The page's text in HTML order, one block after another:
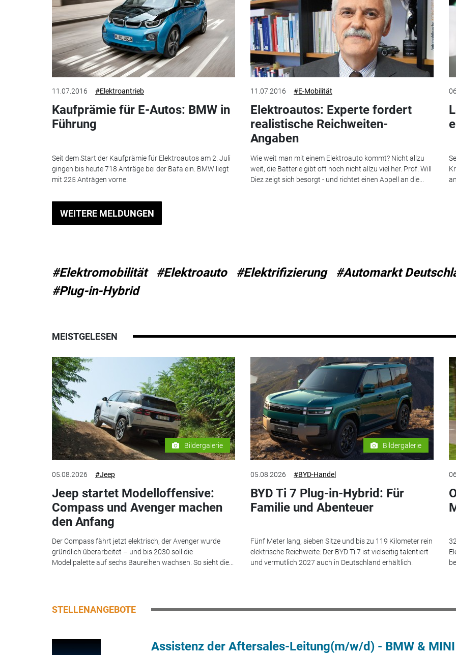
11.07.2016 #Elektroantrieb
Kaufprämie für E-Autos: BMW in
Führung
Seit dem Start der Kaufprämie für Elektroautos am 2. Juli
gingen bis heute 718 Anträge bei der Bafa ein. BMW liegt
mit 225 Anträgen vorne.
11.07.2016 #E-Mobilität
Elektroautos: Experte fordert
realistische Reichweiten-
Angaben
Wie weit man mit einem Elektroauto kommt? Nicht allzu
weit, die Batterie gibt oft noch nicht allzu viel her. Prof. Will
Diez zeigt sich besorgt - und richtet einen Appell an die...
WEITERE MELDUNGEN
#Elektromobilität #Elektroauto #Elektrifizierung
#Automarkt
#Plug-in-Hybrid
MEISTGELESEN
Bildergalerie
05.08.2026 #Jeep
Jeep startet Modelloffensive:
Compass und Avenger machen
den Anfang
Der Compass fährt jetzt elektrisch, der Avenger wurde
gründlich überarbeitet – und bis 2030 soll die
Modellpalette auf sechs Baureihen wachsen. So sieht die...
Bildergalerie
05.08.2026 #BYD-Handel
BYD Ti 7 Plug-in-Hybrid: Für
Familie und Abenteuer
Fünf Meter lang, sieben Sitze und bis zu 119 Kilometer rein
elektrische Reichweite: Der BYD Ti 7 ist vielseitig talentiert
und vermutlich 2027 auch in Deutschland erhältlich.
STELLENANGEBOTE
Assistenz der Aftersales-Leitung(m/w/d) - BMW & MINI